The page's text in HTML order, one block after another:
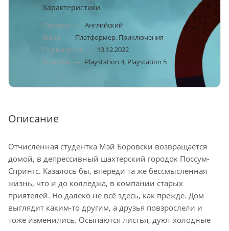
Характеристики
Перевод — Английский
Жанр — Платформер, Приключения
Год выпуска — 13.12.2022
Консоль — Playstation 4, Playstation 5
Описание
Отчисленная студентка Мэй Боровски возвращается
домой, в депрессивный шахтерский городок Поссум-
Спрингс. Казалось бы, впереди та же бессмысленная
жизнь, что и до колледжа, в компании старых
приятелей. Но далеко не всё здесь, как прежде. Дом
выглядит каким-то другим, а друзья повзрослели и
тоже изменились. Осыпаются листья, дуют холодные